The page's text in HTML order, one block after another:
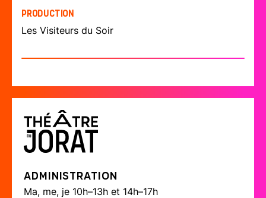
Production
Les Visiteurs du Soir
Administration
Ma, me, je 10h–13h et 14h–17h